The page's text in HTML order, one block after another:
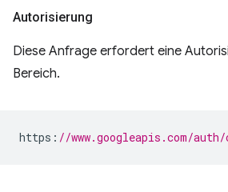
Autorisierung
Diese Anfrage erfordert eine
Bereich.
https : //www.googleapis.com/